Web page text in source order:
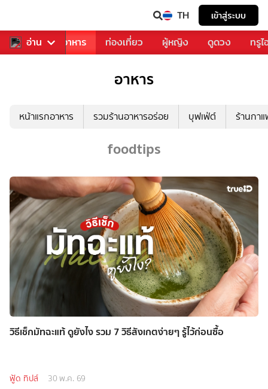
TH เข้าสู่ระบบ
อ่าน
การเพลง อาหาร ท่องเที่ยว ผู้หญิง ดูดวง ทรู
อาหาร
หน้าแรกอาหาร รวมร้านอาหารอร่อย บุฟเฟ่ต์ ร้านกา
foodtips
วิธีเช็กมัทฉะแท้ ดูยังไง รวม 7 วิธีสังเกตง่ายๆ รู้ไว้ก่อนซื้อ
ฟู้ด ทิปส์ 30 พ.ค. 69